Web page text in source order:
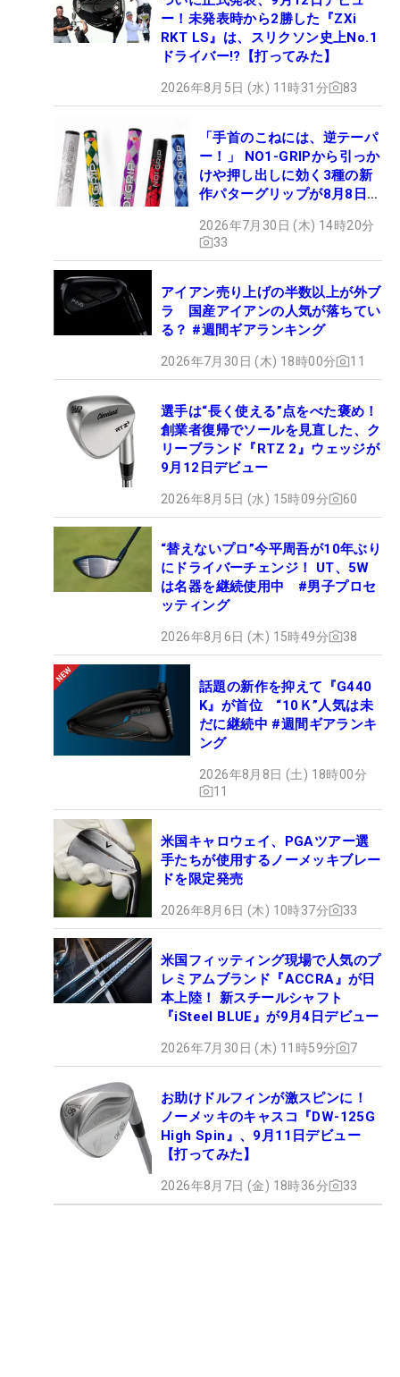
ー！未発表時から2勝した『ZXi
RKT LS』は、スリクソン史上No.1
ドライバー!?【打ってみた】
2026年8月5日 (水) 11時31分 83
「手首のこねには、逆テーパ
ー！」 NO1-GRIPから引っか
けや押し出しに効く3種の新
作パターグリップが8月8日デ
2026年7月30日 (木) 14時20分
33
アイアン売り上げの半数以上が外ブ
ラ 国産アイアンの人気が落ちてい
る？ #週間ギアランキング
2026年7月30日 (木) 18時00分 11
選手は“長く使える”点をべた褒め！
創業者復帰でソールを見直した、ク
リーブランド『RTZ 2』ウェッジが
9月12日デビュー
2026年8月5日 (水) 15時09分 60
“替えないプロ”今平周吾が10年ぶり
にドライバーチェンジ！ UT、5W
は名器を継続使用中 #男子プロセ
ッティング
2026年8月6日 (木) 15時49分 38
話題の新作を抑えて『G440
K』が首位 “10Ｋ”人気は未
だに継続中 #週間ギアランキ
ング
2026年8月8日 (土) 18時00分
11
米国キャロウェイ、PGAツアー選
手たちが使用するノーメッキブレー
ドを限定発売
2026年8月6日 (木) 10時37分 33
米国フィッティング現場で人気のプ
レミアムブランド『ACCRA』が日
本上陸！ 新スチールシャフト
『iSteel BLUE』が9月4日デビュー
2026年7月30日 (木) 11時59分 7
お助けドルフィンが激スピンに！
ノーメッキのキャスコ『DW-125G
High Spin』、9月11日デビュー
【打ってみた】
2026年8月7日 (金) 18時36分 33